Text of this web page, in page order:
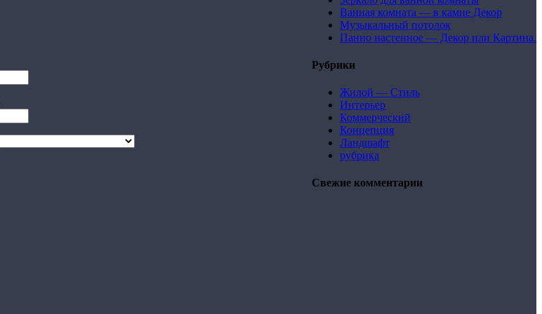
Ванная комната — в камне Декор
Музыкальный потолок
Панно настенное — Декор или Картина.
Рубрики
Жилой — Стиль
Интерьер
Коммерческий
Концепция
Ландшафт
рубрика
Свежие комментарии